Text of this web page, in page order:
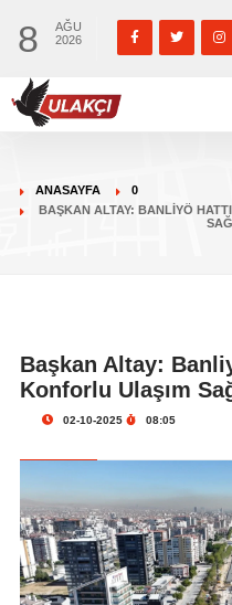
8
AĞU
2026
ANASAYFA
0
BAŞKAN ALTAY: BANLIYÖ
Başkan Altay:
Konforlu Ulaşım
02-10-2025 08:05